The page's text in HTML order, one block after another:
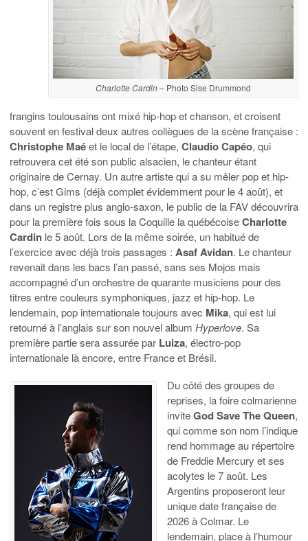
Charlotte Cardin– Photo Sise Drummond
frangins toulousains ont mixé hip-hop et chanson, et croisent
souvent en festival deux autres collègues de la scène française :
Christophe Maéet le local de l’étape, Claudio Capéo, qui
retrouvera cet été son public alsacien, le chanteur étant
originaire de Cernay. Un autre artiste qui a su mêler pop et hip-
hop, c’est Gims (déjà complet évidemment pour le 4 août), et
dans un registre plus anglo-saxon, le public de la FAV découvrira
pour la première fois sous la Coquille la québécoiseCharlotte
Cardin le 5 août. Lors de la même soirée, un habitué de
l’exercice avec déjà trois passages : Asaf Avidan. Le chanteur
revenait dans les bacs l’an passé, sans ses Mojos mais
accompagné d’un orchestre de quarante musiciens pour des
titres entre couleurs symphoniques, jazz et hip-hop. Le
lendemain, pop internationale toujours avec Mika, qui est lui
retourné à l’anglais sur son nouvel album Hyperlove. Sa
première partie sera assurée par Luiza, électro-pop
internationale là encore, entre France et Brésil.
Du côté des groupes de
reprises, la foire colmarienne
inviteGod Save The Queen,
qui comme son nom l’indique
rend hommage au répertoire
de Freddie Mercury et ses
acolytes le 7 août. Les
Argentins proposeront leur
unique date française de
2026 à Colmar. Le
lendemain, place à l’humour